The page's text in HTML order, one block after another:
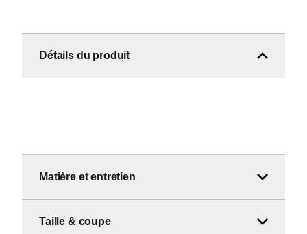
Détails du produit
Matière et entretien
Taille & coupe